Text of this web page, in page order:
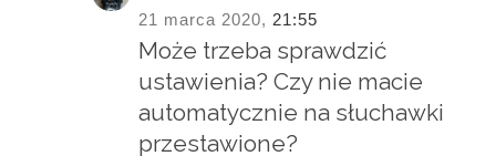
21 marca 2020, 21:55
Może trzeba sprawdzić
ustawienia? Czy nie macie
automatycznie na słuchawki
przestawione?